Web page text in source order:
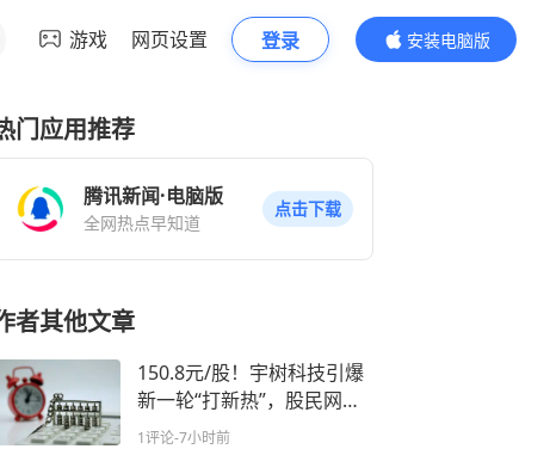
游戏 网页设置 登录
安装电脑版
内容更精彩
门应用推荐
腾讯新闻·电脑版
全网热点早知道
点击下载
者其他文章
150.8元/股！宇树科技引爆
新一轮“打新热”，股民网上
排队许愿求中签
1评论-7小时前